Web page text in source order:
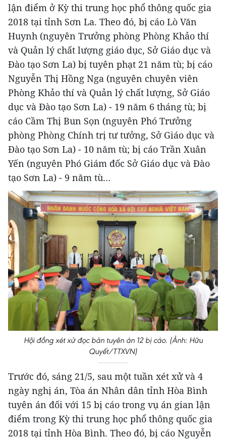
lận điểm ở Kỳ thi trung học phổ thông quốc gia
2018 tại tỉnh Sơn La. Theo đó, bị cáo Lò Văn
Huynh (nguyên Trưởng phòng Phòng Khảo thí
và Quản lý chất lượng giáo dục, Sở Giáo dục và
Đào tạo Sơn La) bị tuyên phạt 21 năm tù; bị cáo
Nguyễn Thị Hồng Nga (nguyên chuyên viên
Phòng Khảo thí và Quản lý chất lượng, Sở Giáo
dục và Đào tạo Sơn La) - 19 năm 6 tháng tù; bị
cáo Cầm Thị Bun Sọn (nguyên Phó Trưởng
phòng Phòng Chính trị tư tưởng, Sở Giáo dục và
Đào tạo Sơn La) - 10 năm tù; bị cáo Trần Xuân
Yến (nguyên Phó Giám đốc Sở Giáo dục và Đào
tạo Sơn La) - 9 năm tù…
Hội đồng xét xử đọc bản tuyên án 12 bị cáo. (Ảnh: Hữu
Quyết/TTXVN)
Trước đó, sáng 21/5, sau một tuần xét xử và 4
ngày nghị án, Tòa án Nhân dân tỉnh Hòa Bình
tuyên án đối với 15 bị cáo trong vụ án gian lận
điểm trong Kỳ thi trung học phổ thông quốc gia
2018 tại tỉnh Hòa Bình. Theo đó, bị cáo Nguyễn